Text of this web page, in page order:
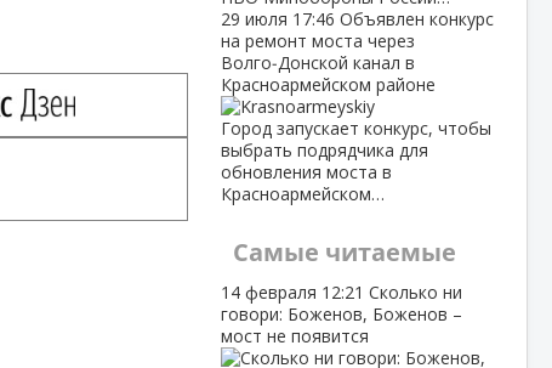
29 июля 17:46 Объявлен конкурс
на ремонт моста через
Волго‑Донской канал в
Красноармейском районе
Город запускает конкурс, чтобы
выбрать подрядчика для
обновления моста в
Красноармейском…
Самые читаемые
14 февраля 12:21 Сколько ни
говори: Боженов, Боженов –
мост не появится